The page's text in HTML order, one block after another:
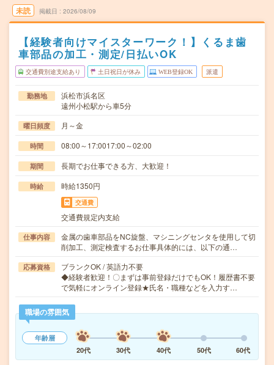
未読 掲載日 2026/08/09
【経験者向けマイスターワーク！】くるま歯
車部品の加工・測定/日払いOK
交通費別途支給あり 土日祝日が休み WEB登録OK 派遣
勤務地
浜松市浜名区
遠州小松駅から車5分
曜日頻度 月～金
時間 08:00～17:0017:00～02:00
期間 長期でお仕事できる方、大歓迎！
時給 時給1350円
交通費
交通費規定内支給
仕事内容
金属の歯車部品をNC旋盤、マシニングセンタを使用して切
削加工、測定検査するお仕事具体的には、以下の通…
応募資格
ブランクOK / 英語力不要
◆経験者歓迎！〇まずは事前登録だけでもOK！履歴書不要
で気軽にオンライン登録★氏名・職種などを入力す…
職場の雰囲気
年齢層
20代
30代 40代 50代 60代